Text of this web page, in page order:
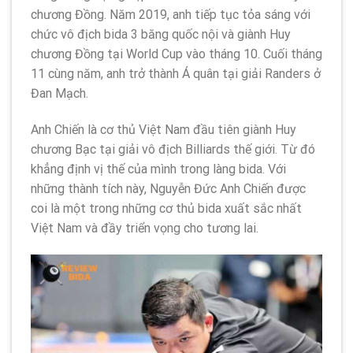
chương Đồng. Năm 2019, anh tiếp tục tỏa sáng với
chức vô địch bida 3 băng quốc nội và giành Huy
chương Đồng tại World Cup vào tháng 10. Cuối tháng
11 cùng năm, anh trở thành Á quân tại giải Randers ở
Đan Mạch.
Anh Chiến là cơ thủ Việt Nam đầu tiên giành Huy
chương Bạc tại giải vô địch Billiards thế giới. Từ đó
khẳng định vị thế của mình trong làng bida. Với
những thành tích này, Nguyễn Đức Anh Chiến được
coi là một trong những cơ thủ bida xuất sắc nhất
Việt Nam và đầy triển vọng cho tương lai.